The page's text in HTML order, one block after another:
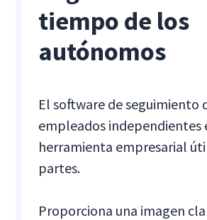
tiempo de los
autónomos
El software de seguimiento
empleados independientes
herramienta empresarial
partes.
Proporciona una imagen